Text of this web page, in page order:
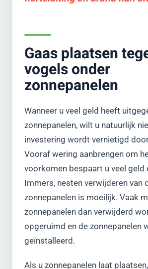
Gaas plaatsen
vogels onder
zonnepanelen
Wanneer u veel geld heeft
zonnepanelen, wilt u natuurlijk
investering wordt vernietigd
Vooraf wering aanbrengen om
voorkomen bespaart u veel geld
Immers, nesten verwijderen van
zonnepanelen is moeilijk. Vaak
zonnepanelen dan verwijderd
opgeruimd en de zonnepanelen
geïnstalleerd.
Als u zonnepanelen laat